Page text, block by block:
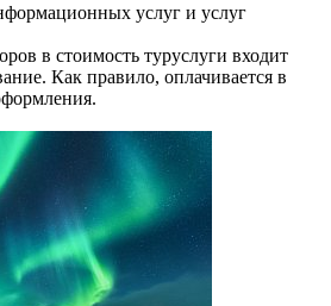
услуг и услуг
в стоимость туруслуги входит
Как правило, оплачивается в